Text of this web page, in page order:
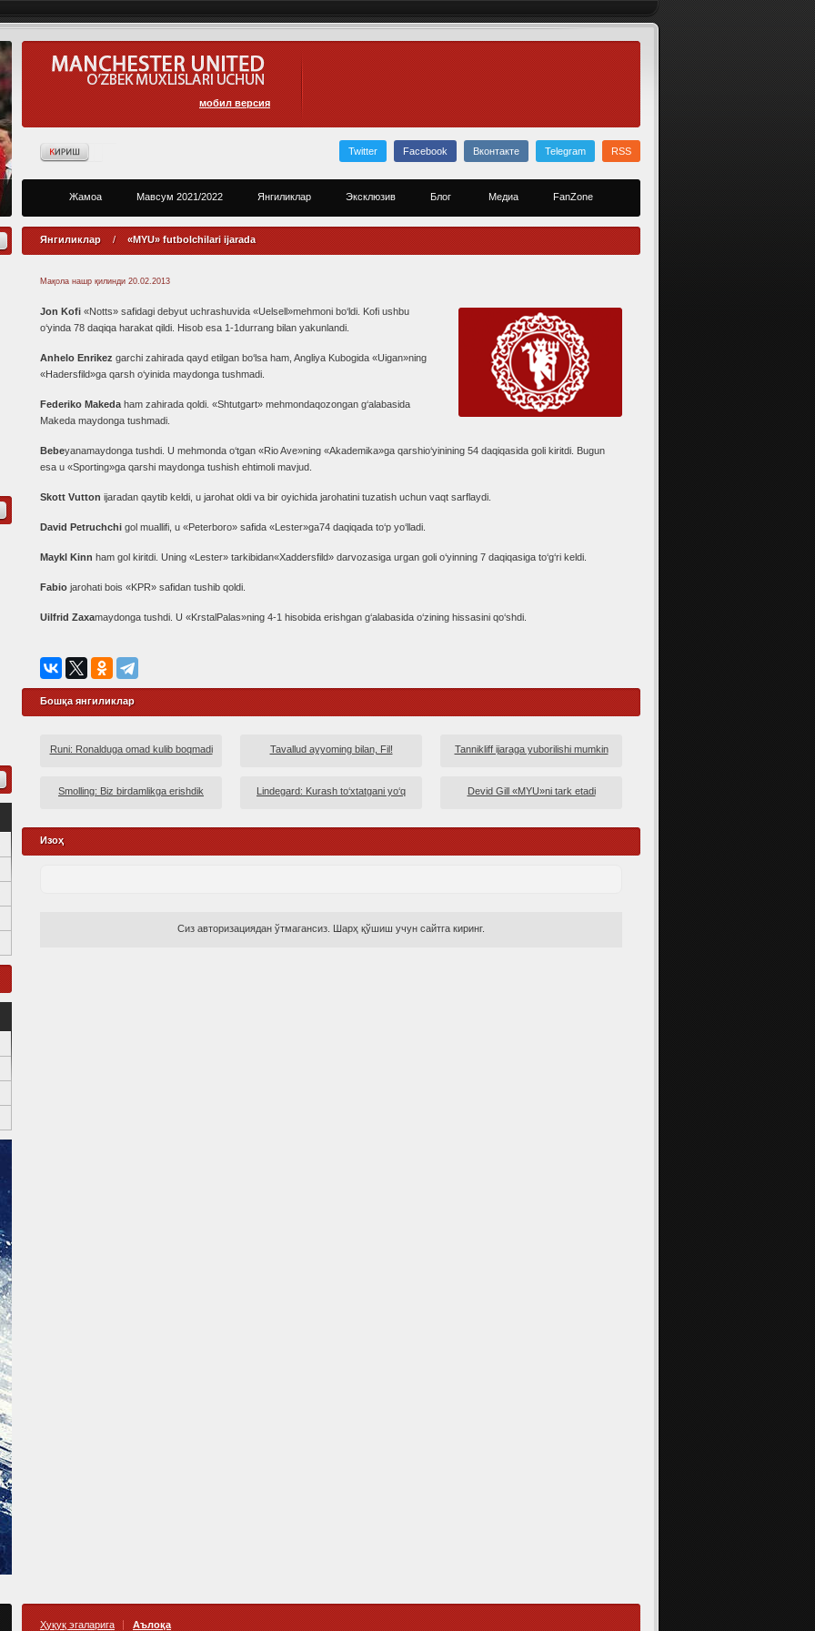
мобил версия
Twitter Facebook Вконтакте Telegram RSS
Жамоа Мавсум 2021/2022 Янгиликлар Эксклюзив Блог Медиа FanZone
Янгиликлар / «MYU» futbolchilari ijarada
Мақола нашр қилинди 20.02.2013
Jon Kofi «Notts» safidagi debyut uchrashuvida «Uelsell»mehmoni bo‘ldi. Kofi ushbu
o‘yinda 78 daqiqa harakat qildi. Hisob esa 1-1durrang bilan yakunlandi.
Anhelo Enrikez garchi zahirada qayd etilgan bo‘lsa ham, Angliya Kubogida «Uigan»ning
«Hadersfild»ga qarsh o‘yinida maydonga tushmadi.
Federiko Makeda ham zahirada qoldi. «Shtutgart» mehmondaqozongan g‘alabasida
Makeda maydonga tushmadi.
Bebeyanamaydonga tushdi. U mehmonda o‘tgan «Rio Ave»ning «Akademika»ga qarshio‘yinining 54 daqiqasida goli kiritdi. Bugun
esa u «Sporting»ga qarshi maydonga tushish ehtimoli mavjud.
Skott Vutton ijaradan qaytib keldi, u jarohat oldi va bir oyichida jarohatini tuzatish uchun vaqt sarflaydi.
David Petruchchi gol muallifi, u «Peterboro» safida «Lester»ga74 daqiqada to‘p yo‘lladi.
Maykl Kinn ham gol kiritdi. Uning «Lester» tarkibidan«Xaddersfild» darvozasiga urgan goli o‘yinning 7 daqiqasiga to‘g‘ri keldi.
Fabio jarohati bois «KPR» safidan tushib qoldi.
Uilfrid Zaxamaydonga tushdi. U «KrstalPalas»ning 4-1 hisobida erishgan g‘alabasida o‘zining hissasini qo‘shdi.
Бошқа янгиликлар
Runi: Ronalduga omad kulib boqmadi Tavallud ayyoming bilan, Fil! Tannikliff ijaraga yuborilishi mumkin
Smolling: Biz birdamlikga erishdik Lindegard: Kurash to‘xtatgani yo‘q Devid Gill «MYU»ni tark etadi
Изоҳ
Сиз авторизациядан ўтмагансиз. Шарҳ қўшиш учун сайтга киринг.
Ҳуқуқ эгаларига Аълоқа